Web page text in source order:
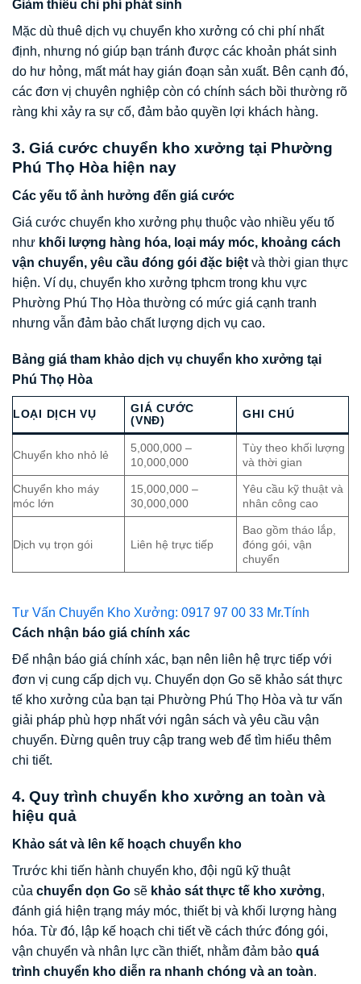
Giảm thiểu chi phí phát sinh
Mặc dù thuê dịch vụ chuyển kho xưởng có chi phí nhất
định, nhưng nó giúp bạn tránh được các khoản phát sinh
do hư hỏng, mất mát hay gián đoạn sản xuất. Bên cạnh đó,
các đơn vị chuyên nghiệp còn có chính sách bồi thường rõ
ràng khi xảy ra sự cố, đảm bảo quyền lợi khách hàng.
3. Giá cước chuyển kho xưởng tại Phường
Phú Thọ Hòa hiện nay
Các yếu tố ảnh hưởng đến giá cước
Giá cước chuyển kho xưởng phụ thuộc vào nhiều yếu tố
như khối lượng hàng hóa, loại máy móc, khoảng cách
vận chuyển, yêu cầu đóng gói đặc biệt và thời gian thực
hiện. Ví dụ, chuyển kho xưởng tphcm trong khu vực
Phường Phú Thọ Hòa thường có mức giá cạnh tranh
nhưng vẫn đảm bảo chất lượng dịch vụ cao.
Bảng giá tham khảo dịch vụ chuyển kho xưởng tại
Phú Thọ Hòa
LOẠI DỊCH VỤ
GIÁ CƯỚC
(VNĐ)
GHI CHÚ
Chuyển kho nhỏ lẻ
5,000,000 –
10,000,000
Tùy theo khối lượng
và thời gian
Chuyển kho máy
móc lớn
15,000,000 –
30,000,000
Yêu cầu kỹ thuật và
nhân công cao
Dịch vụ trọn gói Liên hệ trực tiếp
Bao gồm tháo lắp,
đóng gói, vận
chuyển
Tư Vấn Chuyển Kho Xưởng: 0917 97 00 33 Mr.Tính
Cách nhận báo giá chính xác
Để nhận báo giá chính xác, bạn nên liên hệ trực tiếp với
đơn vị cung cấp dịch vụ. Chuyển dọn Go sẽ khảo sát thực
tế kho xưởng của bạn tại Phường Phú Thọ Hòa và tư vấn
giải pháp phù hợp nhất với ngân sách và yêu cầu vận
chuyển. Đừng quên truy cập trang web để tìm hiểu thêm
chi tiết.
4. Quy trình chuyển kho xưởng an toàn và
hiệu quả
Khảo sát và lên kế hoạch chuyển kho
Trước khi tiến hành chuyển kho, đội ngũ kỹ thuật
của chuyển dọn Go sẽ khảo sát thực tế kho xưởng,
đánh giá hiện trạng máy móc, thiết bị và khối lượng hàng
hóa. Từ đó, lập kế hoạch chi tiết về cách thức đóng gói,
vận chuyển và nhân lực cần thiết, nhằm đảm bảo quá
trình chuyển kho diễn ra nhanh chóng và an toàn.